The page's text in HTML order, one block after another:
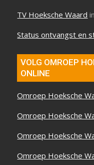
TV Hoeksche Waard
Status ontvangst en
VOLG OMROEP
ONLINE
Omroep Hoeksche
Omroep Hoeksche
Omroep Hoeksche
Omroep Hoeksche